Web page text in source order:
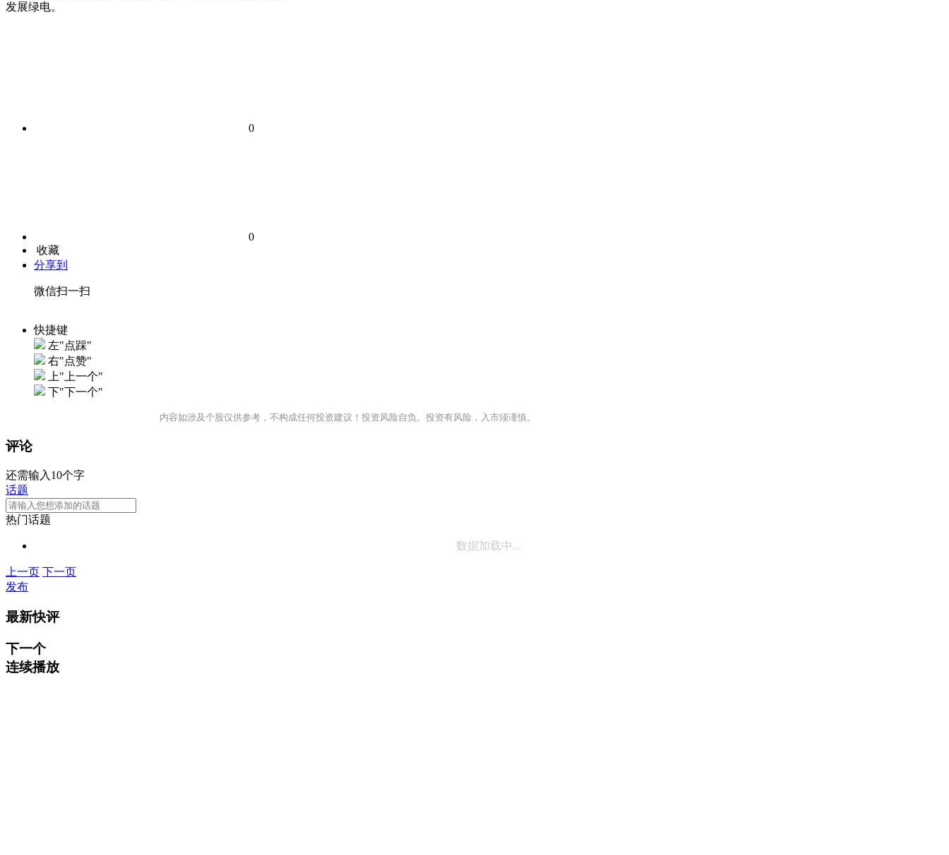
发展绿电。
0
0
收藏
分享到
微信扫一扫
快捷键
左"点踩"
右"点赞"
上"上一个"
下"下一个"
内容如涉及个股仅供参考，不构成任何投资建议！投资风险自负。投资有风险，入市须谨慎。
评论
还需输入10个字
话题
热门话题
数据加载中...
上一页 下一页
发布
最新快评
下一个
连续播放